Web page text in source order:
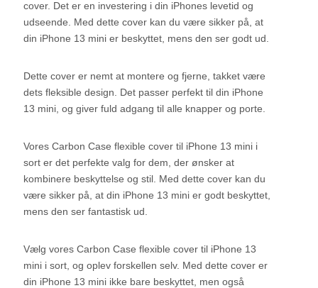
cover. Det er en investering i din iPhones levetid og
udseende. Med dette cover kan du være sikker på, at
din iPhone 13 mini er beskyttet, mens den ser godt ud.
Dette cover er nemt at montere og fjerne, takket være
dets fleksible design. Det passer perfekt til din iPhone
13 mini, og giver fuld adgang til alle knapper og porte.
Vores Carbon Case flexible cover til iPhone 13 mini i
sort er det perfekte valg for dem, der ønsker at
kombinere beskyttelse og stil. Med dette cover kan du
være sikker på, at din iPhone 13 mini er godt beskyttet,
mens den ser fantastisk ud.
Vælg vores Carbon Case flexible cover til iPhone 13
mini i sort, og oplev forskellen selv. Med dette cover er
din iPhone 13 mini ikke bare beskyttet, men også